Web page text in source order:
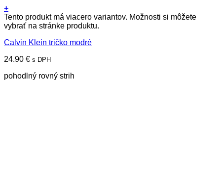
+
Tento produkt má viacero variantov. Možnosti si môžete
vybrať na stránke produktu.
Calvin Klein tričko modré
24.90 € s DPH
pohodlný rovný strih